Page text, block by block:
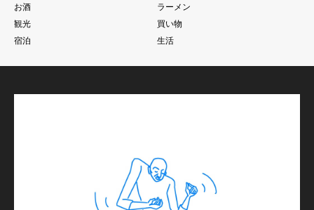
お酒
ラーメン
観光
買い物
宿泊
生活